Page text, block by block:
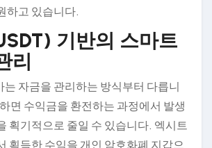
하고 있습니다.
기반의 스마트
리
는 자금을 관리하는 방식부터 다릅니
면 수익금을 환전하는 과정에서 발생
획기적으로 줄일 수 있습니다. 엑시트
획득한 수익을 개인 암호화폐 지갑으